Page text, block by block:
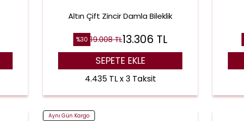
Altın Çift Zincir Damla Bileklik
%30 19.008TL13.306 TL
SEPETE EKLE
4.435 TL x 3 Taksit
Aynı Gün Kargo